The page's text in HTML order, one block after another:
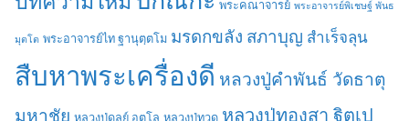
พระคณาจารย์ พระอาจารย์พิเชษฐ์ พันธ
มุตโต พระอาจารย์ไท ฐานุตฺตโม มรดกขลัง สภาบุญ สำเร็จลุน
สืบหาพระเครื่องดี หลวงปู่คำพันธ์ วัดธาตุ
มหาชัย หลวงปู่ดูลย์ อตุโล หลวงปู่ทวด หลวงปู่ทองสา ฐิตเป